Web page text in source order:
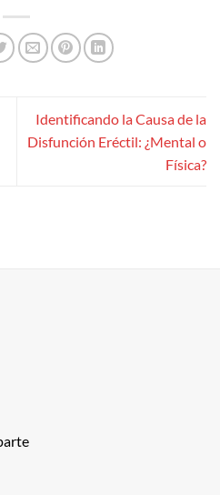
Identificando la Causa de la
Disfunción Eréctil: ¿Mental o
Física?